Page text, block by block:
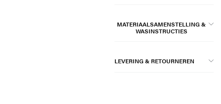
MATERIAALSAMENSTELLING &
WASINSTRUCTIES
LEVERING & RETOURNEREN